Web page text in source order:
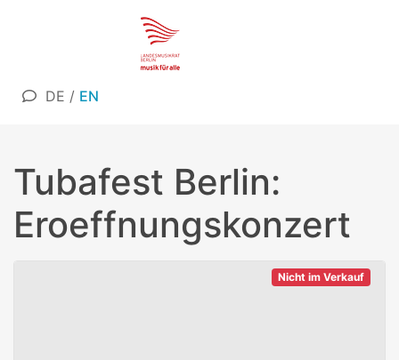
DE / EN
Tubafest Berlin:
Eroeffnungskonzert
Nicht im Verkauf